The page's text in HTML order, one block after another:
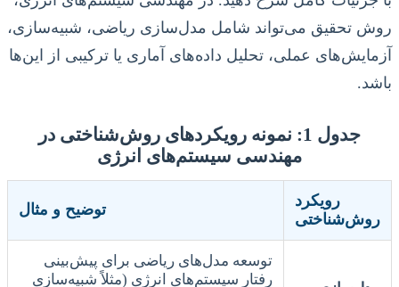
روش تحقیق می‌تواند شامل مدل‌سازی ریاضی، شبیه‌سازی،
آزمایش‌های عملی، تحلیل داده‌های آماری یا ترکیبی از این‌ها
باشد.
جدول 1: نمونه رویکردهای روش‌شناختی در
مهندسی سیستم‌های انرژی
رویکرد
روش‌شناختی
توضیح و مثال
توسعه مدل‌های ریاضی برای پیش‌بینی
رفتار سیستم‌های انرژی (مثلاً شبیه‌سازی